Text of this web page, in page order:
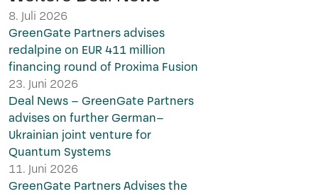
8. Juli 2026
GreenGate Partners advises
redalpine on EUR 411 million
financing round of Proxima Fusion
23. Juni 2026
Deal News – GreenGate Partners
advises on further German–
Ukrainian joint venture for
Quantum Systems
11. Juni 2026
GreenGate Partners Advises the